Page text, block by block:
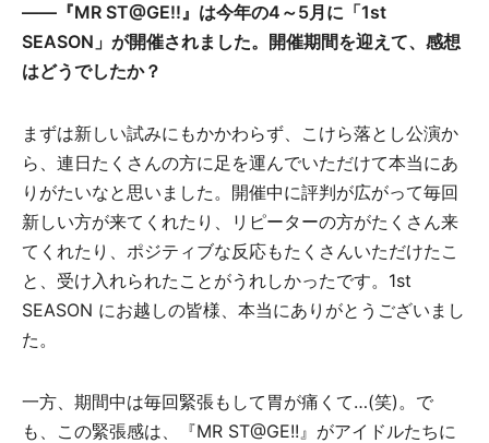
――『MR ST@GE!!』は今年の4～5月に「1st
SEASON」が開催されました。開催期間を迎えて、感想
はどうでしたか？
まずは新しい試みにもかかわらず、こけら落とし公演か
ら、連日たくさんの方に足を運んでいただけて本当にあ
りがたいなと思いました。開催中に評判が広がって毎回
新しい方が来てくれたり、リピーターの方がたくさん来
てくれたり、ポジティブな反応もたくさんいただけたこ
と、受け入れられたことがうれしかったです。1st
SEASON にお越しの皆様、本当にありがとうございまし
た。
一方、期間中は毎回緊張もして胃が痛くて…(笑)。で
も、この緊張感は、『MR ST@GE!!』がアイドルたちに